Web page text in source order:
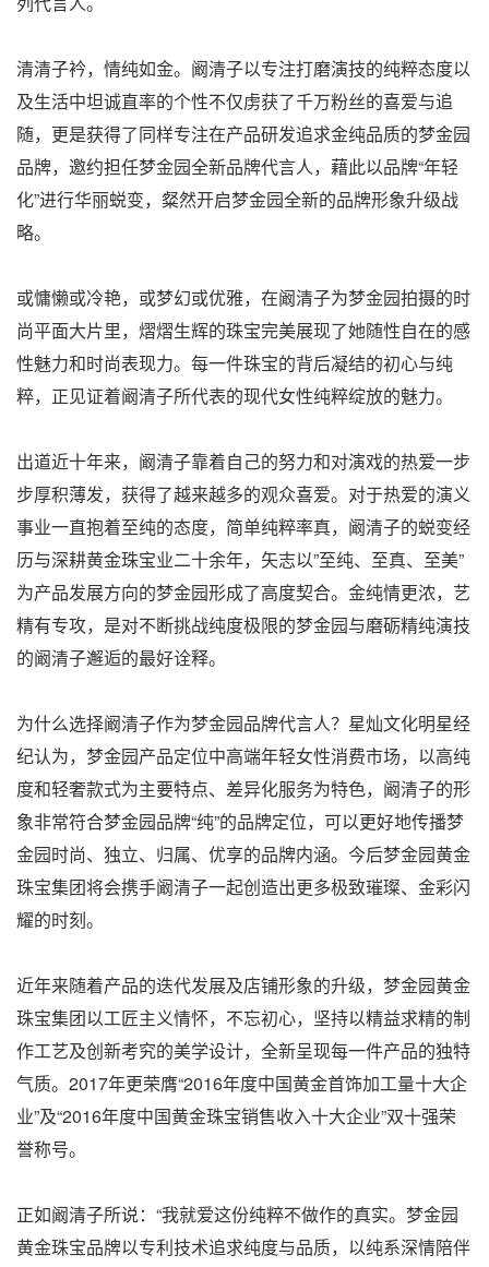
清清子衿，情纯如金。阚清子以专注打磨演技的纯粹态度以
及生活中坦诚直率的个性不仅虏获了千万粉丝的喜爱与追
随，更是获得了同样专注在产品研发追求金纯品质的梦金园
品牌，邀约担任梦金园全新品牌代言人，藉此以品牌“年轻
化”进行华丽蜕变，粲然开启梦金园全新的品牌形象升级战
略。
或慵懒或冷艳，或梦幻或优雅，在阚清子为梦金园拍摄的时
尚平面大片里，熠熠生辉的珠宝完美展现了她随性自在的感
性魅力和时尚表现力。每一件珠宝的背后凝结的初心与纯
粹，正见证着阚清子所代表的现代女性纯粹绽放的魅力。
出道近十年来，阚清子靠着自己的努力和对演戏的热爱一步
步厚积薄发，获得了越来越多的观众喜爱。对于热爱的演义
事业一直抱着至纯的态度，简单纯粹率真，阚清子的蜕变经
历与深耕黄金珠宝业二十余年，矢志以”至纯、至真、至美”
为产品发展方向的梦金园形成了高度契合。金纯情更浓，艺
精有专攻，是对不断挑战纯度极限的梦金园与磨砺精纯演技
的阚清子邂逅的最好诠释。
为什么选择阚清子作为梦金园品牌代言人？星灿文化明星经
纪认为，梦金园产品定位中高端年轻女性消费市场，以高纯
度和轻奢款式为主要特点、差异化服务为特色，阚清子的形
象非常符合梦金园品牌“纯”的品牌定位，可以更好地传播梦
金园时尚、独立、归属、优享的品牌内涵。今后梦金园黄金
珠宝集团将会携手阚清子一起创造出更多极致璀璨、金彩闪
耀的时刻。
近年来随着产品的迭代发展及店铺形象的升级，梦金园黄金
珠宝集团以工匠主义情怀，不忘初心，坚持以精益求精的制
作工艺及创新考究的美学设计，全新呈现每一件产品的独特
气质。2017年更荣膺“2016年度中国黄金首饰加工量十大企
业”及“2016年度中国黄金珠宝销售收入十大企业”双十强荣
誉称号。
正如阚清子所说：“我就爱这份纯粹不做作的真实。梦金园
黄金珠宝品牌以专利技术追求纯度与品质，以纯系深情陪伴